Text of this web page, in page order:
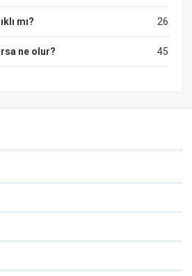
26
mı?
45
ne olur?